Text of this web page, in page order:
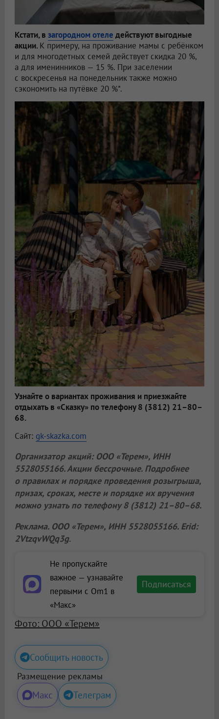
Кстати, в загородном отеле действуют выгодные
акции. К примеру, на проживание мамы с ребёнком
и для многодетных семей действует скидка 20 %,
а для именинников — 15 %. При заселении
с воскресенья на понедельник также можно
сэкономить на путёвке 20 %*.
Узнайте о вариантах проживания и приезжайте
отдыхать в «Сказку» по телефону 8 (3812) 21–80–
68.
Сайт: gk-skazka.com
Организатор акций: ООО «Терем», ИНН
5528055166. Акции бессрочные. Подробнее
о правилах и порядке проведения розыгрыша,
призах, сроках, месте и порядке их вручения
можно узнать по телефону 8 (3812) 21–80–68.
Реклама. ООО «Терем», ИНН 5528055166. Erid:
2VtzqvWQq3g.
Не пропускайте
важное — узнавайте
первыми с Om1 в
«Макс»
Подписаться
Фото: ООО «Терем»
Сообщить новость
Размещение рекламы
Макс Телеграм